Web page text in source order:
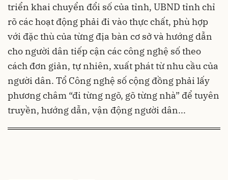
triển khai chuyển đổi số của tỉnh, UBND tỉnh chỉ
rõ các hoạt động phải đi vào thực chất, phù hợp
với đặc thù của từng địa bàn cơ sở và hướng dẫn
cho người dân tiếp cận các công nghệ số theo
cách đơn giản, tự nhiên, xuất phát từ nhu cầu của
người dân. Tổ Công nghệ số cộng đồng phải lấy
phương châm “đi từng ngõ, gõ từng nhà” để tuyên
truyền, hướng dẫn, vận động người dân...